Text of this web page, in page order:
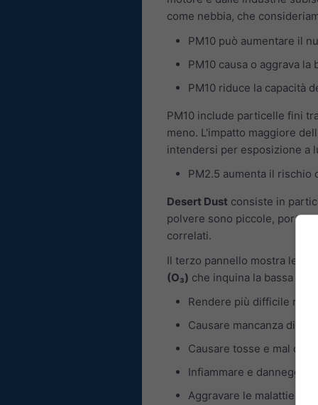
come nebbia, che
PM10 può aumentare il
PM10 causa o aggrava
PM10 riduce la capacità
PM10 include particelle fini
meno. L'impatto maggiore
intendersi per esposizione a
PM2.5 aumenta il
Desert Dust consiste in
polvere sono piccole,
correlati.
Il terzo pannello mostra le
(O₃) che inquina la bassa
Rendere più difficile
Causare mancanza di
Causare tosse e mal di
Infiammare e
Aggravare le malattie